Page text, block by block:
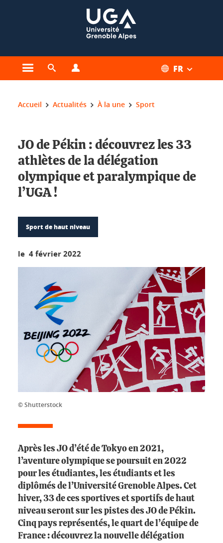
Ouvrir le menu principal
Ouvrir le moteur de recherche FR
Vous êtes ici :
Accueil Actualités À la une Sport
JO de Pékin : découvrez les 33
athlètes de la délégation
olympique et paralympique de
l’UGA !
Sport de haut niveau
le 4 février 2022
© Shutterstock
Après les JO d’été de Tokyo en 2021,
l’aventure olympique se poursuit en 2022
pour les étudiantes, les étudiants et les
diplômés de l’Université Grenoble Alpes. Cet
hiver, 33 de ces sportives et sportifs de haut
niveau seront sur les pistes des JO de Pékin.
Cinq pays représentés, le quart de l’équipe de
France : découvrez la nouvelle délégation